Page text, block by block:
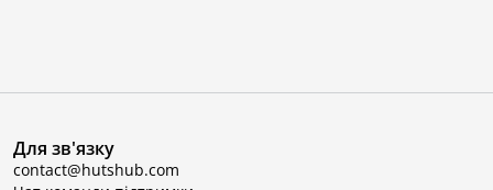
Для зв'язку
contact@hutshub.com